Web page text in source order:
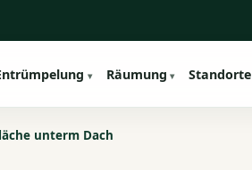
Räumung Standorte
unterm Dach